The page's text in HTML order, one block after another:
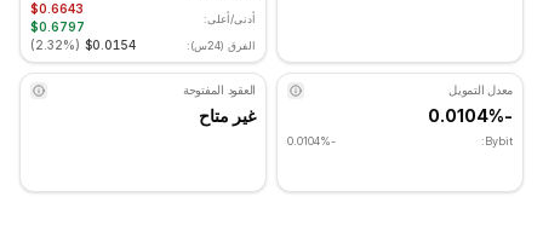
أدنى/أعلى:
$0.6643
$0.6797
الفرق (24س): $0.0154
(
2.32%
)
معدل التمويل
-0.0104%
Bybit:
-0.0104%
العقود المفتوحة
غير متاح